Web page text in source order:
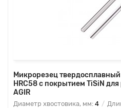
Микрорезец
HRC58 с покрытием TiSiN
AGIR
Диаметр хвостовика, мм: 4